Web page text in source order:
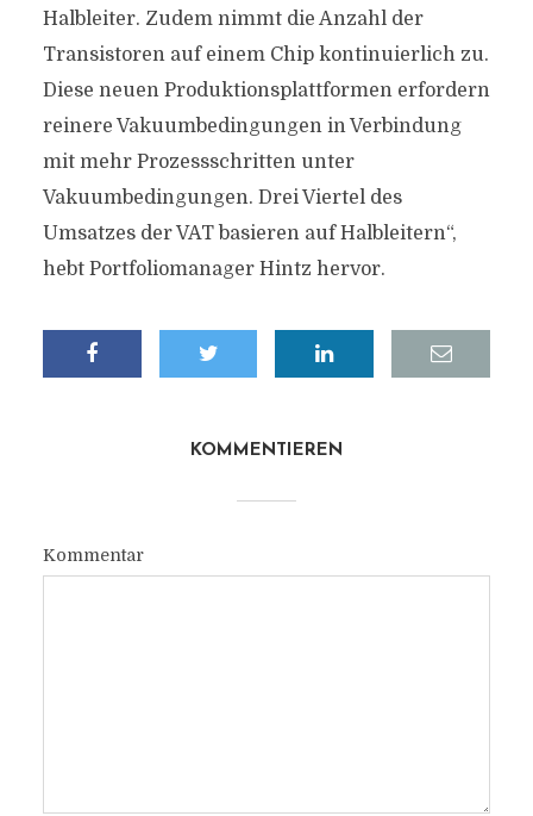
Halbleiter. Zudem nimmt die Anzahl der
Transistoren auf einem Chip kontinuierlich zu.
Diese neuen Produktionsplattformen erfordern
reinere Vakuumbedingungen in Verbindung
mit mehr Prozessschritten unter
Vakuumbedingungen. Drei Viertel des
Umsatzes der VAT basieren auf Halbleitern“,
hebt Portfoliomanager Hintz hervor.
KOMMENTIEREN
Kommentar